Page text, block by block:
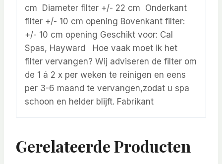
cm Diameter filter +/- 22 cm Onderkant
filter +/- 10 cm opening Bovenkant filter:
+/- 10 cm opening Geschikt voor: Cal
Spas, Hayward Hoe vaak moet ik het
filter vervangen? Wij adviseren de filter om
de 1 á 2 x per weken te reinigen en eens
per 3-6 maand te vervangen,zodat u spa
schoon en helder blijft. Fabrikant
Gerelateerde Producten